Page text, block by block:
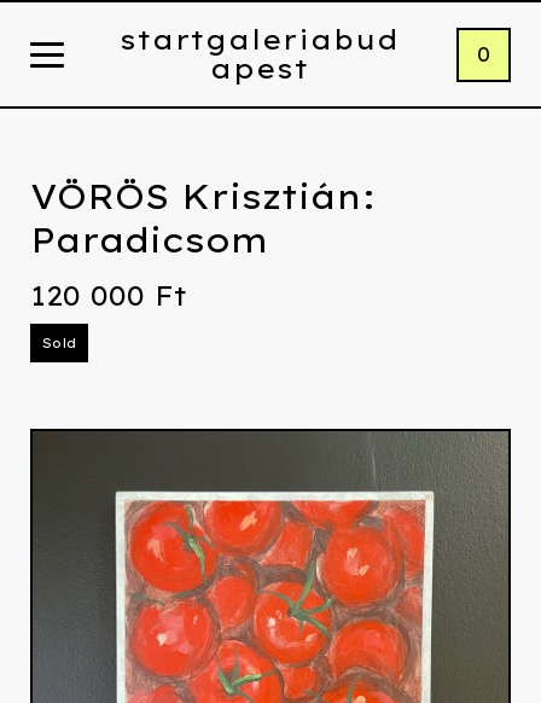
startgaleriabud
apest
0
VÖRÖS Krisztián:
Paradicsom
120 000 Ft
Sold